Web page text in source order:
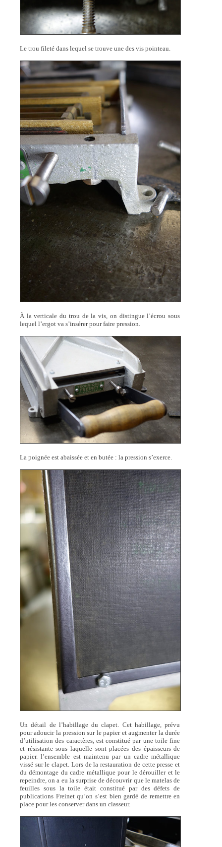
Le trou fileté dans lequel se trouve une des vis pointeau.
À la verticale du trou de la vis, on distingue l’écrou sous
lequel l’ergot va s’insérer pour faire pression.
La poignée est abaissée et en butée : la pression s’exerce.
Un détail de l’habillage du clapet. Cet habillage, prévu
pour adoucir la pression sur le papier et augmenter la durée
d’utilisation des caractères, est constitué par une toile fine
et résistante sous laquelle sont placées des épaisseurs de
papier. l’ensemble est maintenu par un cadre métallique
vissé sur le clapet. Lors de la restauration de cette presse et
du démontage du cadre métallique pour le dérouiller et le
repeindre, on a eu la surprise de découvrir que le matelas de
feuilles sous la toile était constitué par des défets de
publications Freinet qu’on s’est bien gardé de remettre en
place pour les conserver dans un classeur.